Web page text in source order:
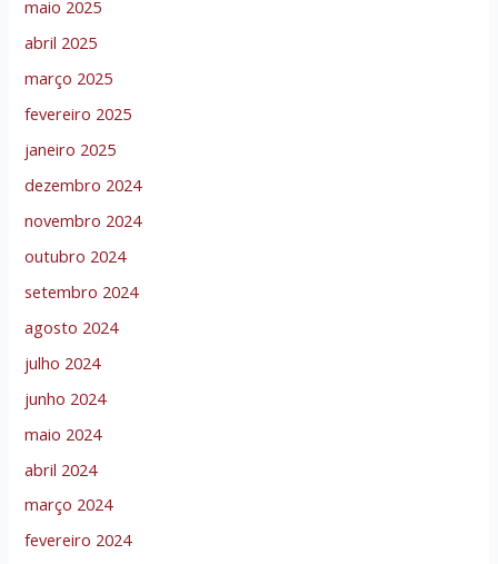
maio 2025
abril 2025
março 2025
fevereiro 2025
janeiro 2025
dezembro 2024
novembro 2024
outubro 2024
setembro 2024
agosto 2024
julho 2024
junho 2024
maio 2024
abril 2024
março 2024
fevereiro 2024